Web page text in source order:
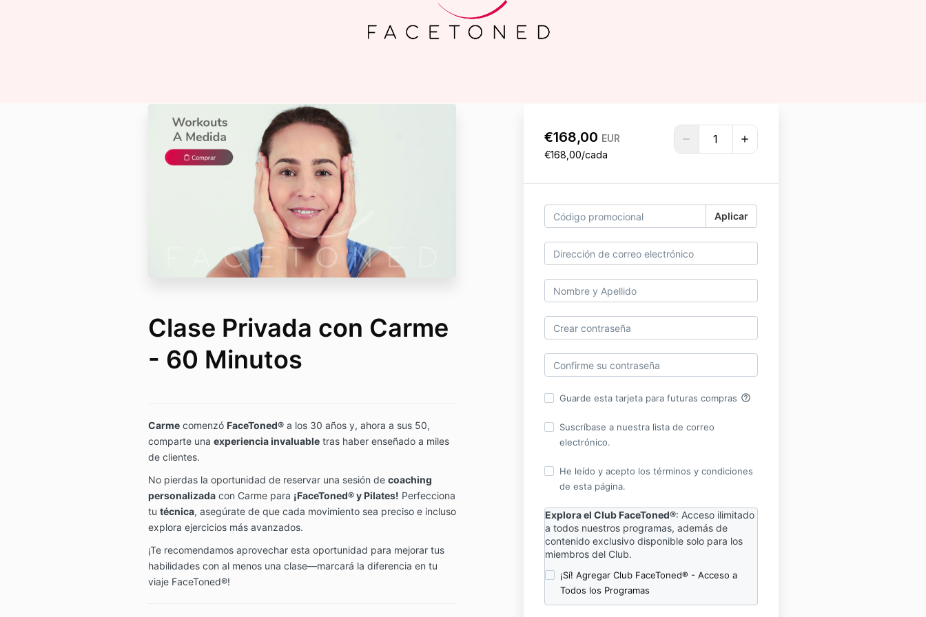
€168,00 EUR
€168,00/cada
Aplicar
Guarde esta tarjeta para futuras compras help_outline
Suscríbase a nuestra lista de correo
electrónico.
He leído y acepto los términos y condiciones
de esta página.
Explora el Club FaceToned®: Acceso ilimitado
a todos nuestros programas, además de
contenido exclusivo disponible solo para los
miembros del Club.
¡Sí! Agregar Club FaceToned® - Acceso a
Todos los Programas
Clase Privada con Carme
- 60 Minutos
Carmecomenzó FaceToned®a los 30 años y, ahora a sus 50,
comparte una experiencia invaluabletras haber enseñado a miles
de clientes.
No pierdas la oportunidad de reservar una sesión de coaching
personalizadacon Carme para ¡FaceToned® y Pilates! Perfecciona
tu técnica, asegúrate de que cada movimiento sea preciso e incluso
explora ejercicios más avanzados.
¡Te recomendamos aprovechar esta oportunidad para mejorar tus
habilidades con al menos una clase—marcará la diferencia en tu
viaje FaceToned®!